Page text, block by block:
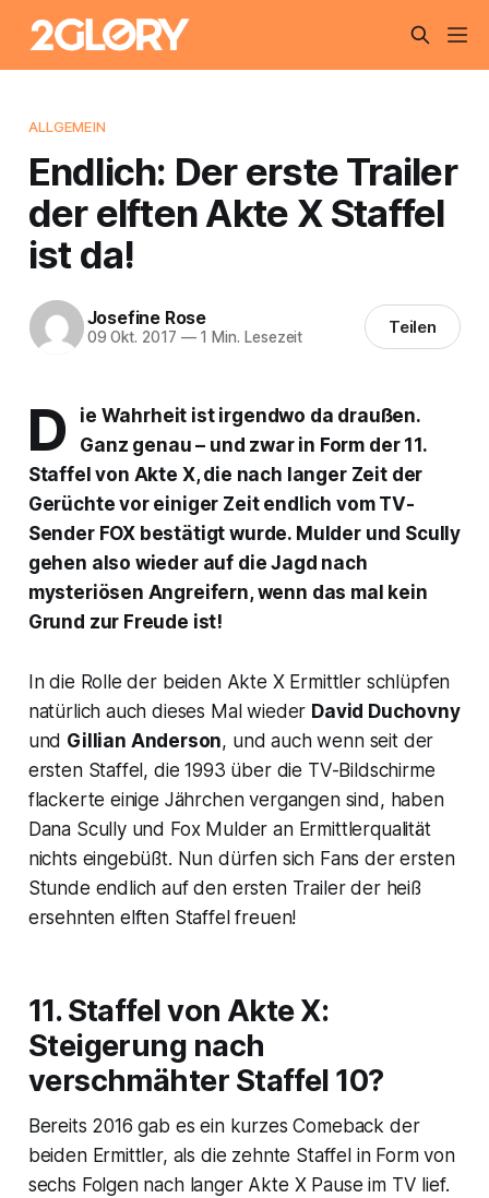
ALLGEMEIN
Endlich: Der erste Trailer
der elften Akte X Staffel
ist da!
Josefine Rose
09 Okt. 2017 —1 Min. Lesezeit Teilen
D
ie Wahrheit ist irgendwo da draußen.
Ganz genau – und zwar in Form der 11.
Staffel von Akte X, die nach langer Zeit der
Gerüchte vor einiger Zeit endlich vom TV-
Sender FOX bestätigt wurde. Mulder und Scully
gehen also wieder auf die Jagd nach
mysteriösen Angreifern, wenn das mal kein
Grund zur Freude ist!
In die Rolle der beiden Akte X Ermittler schlüpfen
natürlich auch dieses Mal wieder David Duchovny
und Gillian Anderson, und auch wenn seit der
ersten Staffel, die 1993 über die TV-Bildschirme
flackerte einige Jährchen vergangen sind, haben
Dana Scully und Fox Mulder an Ermittlerqualität
nichts eingebüßt. Nun dürfen sich Fans der ersten
Stunde endlich auf den ersten Trailer der heiß
ersehnten elften Staffel freuen!
11. Staffel von Akte X:
Steigerung nach
verschmähter Staffel 10?
Bereits 2016 gab es ein kurzes Comeback der
beiden Ermittler, als die zehnte Staffel in Form von
sechs Folgen nach langer Akte X Pause im TV lief.